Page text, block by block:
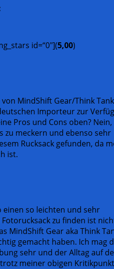
id=“0″](5,00)
MindShift Gear/Think Tank
Importeur zur
Pros und Cons oben? Nein,
zu meckern und ebenso sehr
Rucksack gefunden, da
ist.
so leichten und sehr
zu finden ist
MindShift Gear aka Think
gemacht haben. Ich mag
sehr und der Alltag auf
meiner obigen